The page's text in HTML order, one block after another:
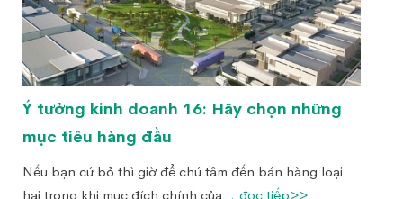
Ý tưởng kinh doanh 16: Hãy chọn những
mục tiêu hàng đầu
Nếu bạn cứ bỏ thì giờ để chú tâm đến bán hàng loại
hai trong khi mục đích chính của ...đọc tiếp>>